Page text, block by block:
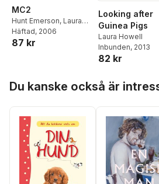
MC2
Hunt Emerson, Laura
Howell
Häftad, 2006
87 kr
Looking after
Guinea Pigs
Laura Howell
Inbunden, 2013
82 kr
Du kanske också är